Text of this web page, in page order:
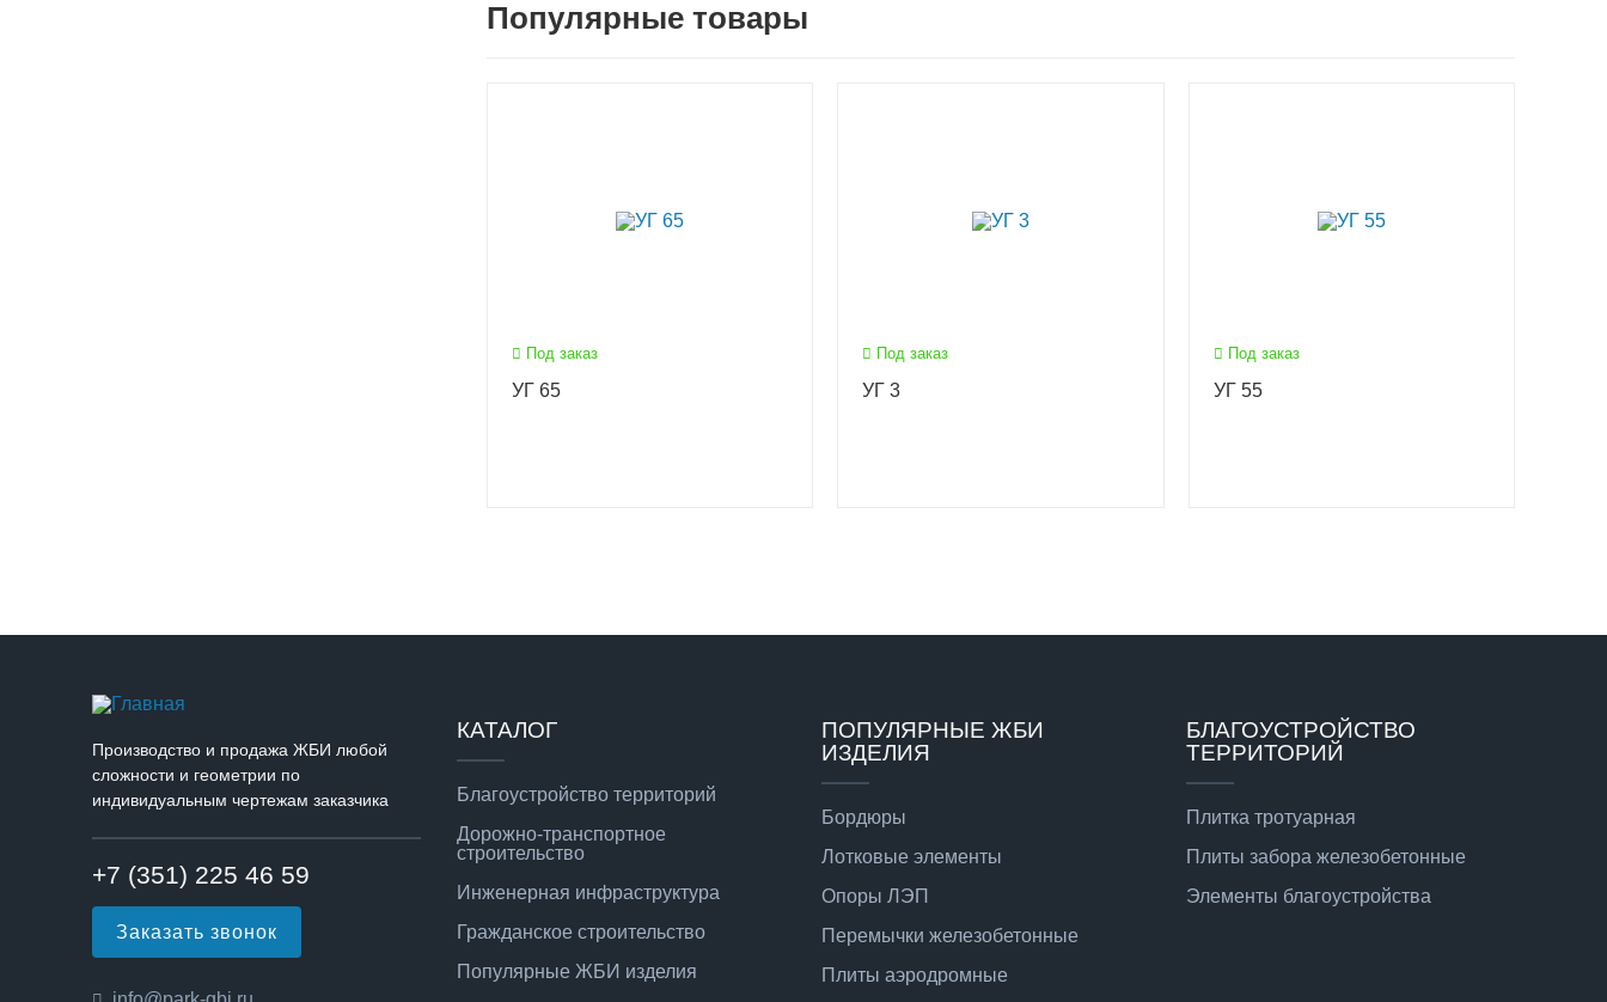
Популярные товары
Под заказ
УГ 65
Под заказ
УГ 3
Под заказ
УГ 55
Производство и продажа ЖБИ любой
сложности и геометрии по
индивидуальным чертежам заказчика
+7 (351) 225 46 59
Заказать звонок
КАТАЛОГ
Благоустройство территорий
Дорожно-транспортное
строительство
Инженерная инфраструктура
Гражданское строительство
Популярные ЖБИ изделия
ПОПУЛЯРНЫЕ ЖБИ
ИЗДЕЛИЯ
Бордюры
Лотковые элементы
Опоры ЛЭП
Перемычки железобетонные
Плиты аэродромные
БЛАГОУСТРОЙСТВО
ТЕРРИТОРИЙ
Плитка тротуарная
Плиты забора железобетонные
Элементы благоустройства